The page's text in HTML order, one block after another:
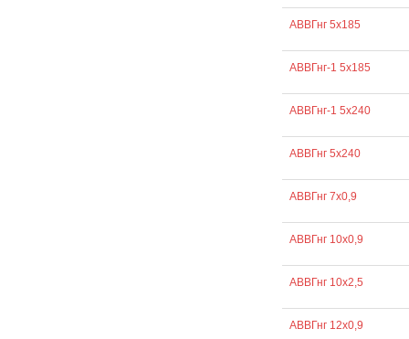
АВВГнг 5х185
АВВГнг-1 5х185
АВВГнг-1 5х240
АВВГнг 5х240
АВВГнг 7х0,9
АВВГнг 10х0,9
АВВГнг 10х2,5
АВВГнг 12х0,9